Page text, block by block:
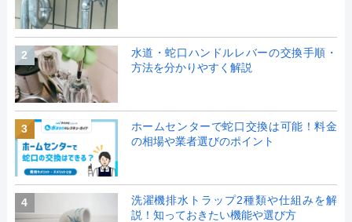
2
水道・蛇口ハンドルレバーの交換手順・
方法を分かりやすく解説
3
ホームセンターで蛇口交換は可能！料金
の相場や業者選びのポイント
4
洗濯機排水トラップ2種類や仕組みを解
説！知っておきたい機能や選び方